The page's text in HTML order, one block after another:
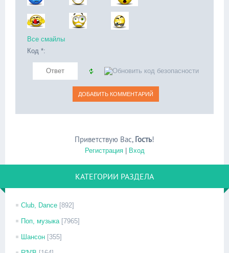
Все смайлы
Код *:
Приветствую Вас, Гость!
Регистрация| Вход
КАТЕГОРИИ РАЗДЕЛА
Club, Dance [892]
Поп, музыка [7965]
Шансон [355]